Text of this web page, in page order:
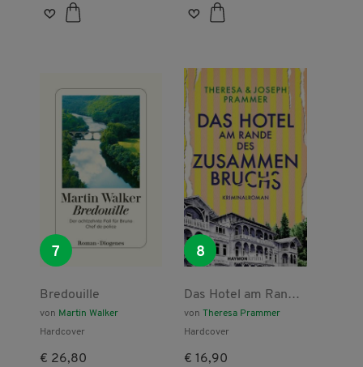
7
Bredouille
von Martin Walker
Hardcover
€ 26,80
8
Das Hotel am Rande
des
Zusammenbruchs
vonTheresa Prammer
Hardcover
€ 16,90